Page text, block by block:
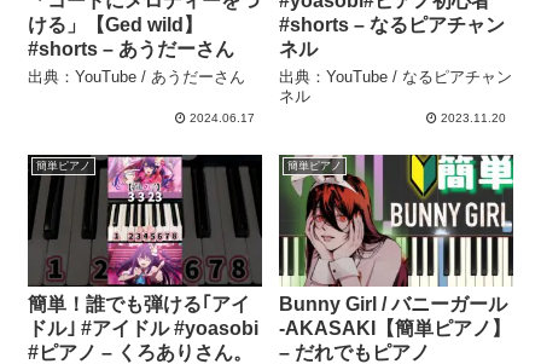
ける」【Ged wild】
#shorts – あうだーさん
出典：YouTube / あうだーさん
2024.06.17
#shorts – なるピアチャン
ネル
出典：YouTube / なるピアチャン
ネル
2023.11.20
簡単ピアノ
簡単！誰でも弾ける｢アイ
ドル｣ #アイドル #yoasobi
#ピアノ – くろありさん。
簡単ピアノ
Bunny Girl / バニーガール
-AKASAKI【簡単ピアノ】
– だれでもピアノ